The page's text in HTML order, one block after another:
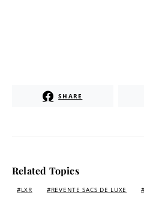
SHARE
Related Topics
LXR REVENTE SACS DE LUXE